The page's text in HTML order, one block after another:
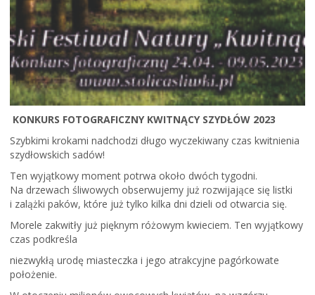
KONKURS FOTOGRAFICZNY KWITNĄCY SZYDŁÓW 2023
Szybkimi krokami nadchodzi długo wyczekiwany czas kwitnienia
szydłowskich sadów!
Ten wyjątkowy moment potrwa około dwóch tygodni.
Na drzewach śliwowych obserwujemy już rozwijające się listki
i zalążki paków, które już tylko kilka dni dzieli od otwarcia się.
Morele zakwitły już pięknym różowym kwieciem. Ten wyjątkowy
czas podkreśla
niezwykłą urodę miasteczka i jego atrakcyjne pagórkowate
położenie.